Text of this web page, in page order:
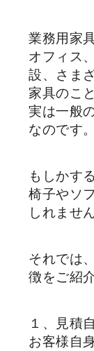
業務用家
オフィス
設、さま
家具のこ
実は一般
なのです。
もしかす
椅子やソ
しれませ
それでは
徴をご紹
１、見積
お客様自